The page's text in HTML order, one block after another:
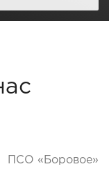
ПСО «Боровое»